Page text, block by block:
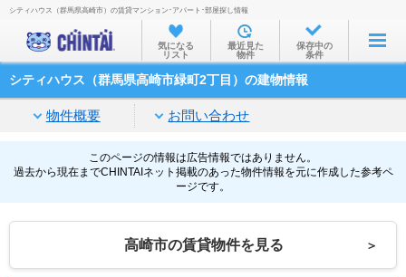
お部屋を探す
沿線・駅から
住所から
家賃相場から
通勤通学時間から
物件特集から
不動産会社から
TOP
シティハウス（群馬県高崎市）の賃貸マンション･アパート･部屋探し情報
気になる
リスト
最近見た
物件
保存中の
条件
シティハウス（群馬県高崎市緑町2丁目）の建物情報
物件概要 お問い合わせ
このページの情報は広告情報ではありません。
過去から現在までCHINTAIネット掲載のあった物件情報を元に作成した参考ペ
ージです。
高崎市の賃貸物件を見る ＞